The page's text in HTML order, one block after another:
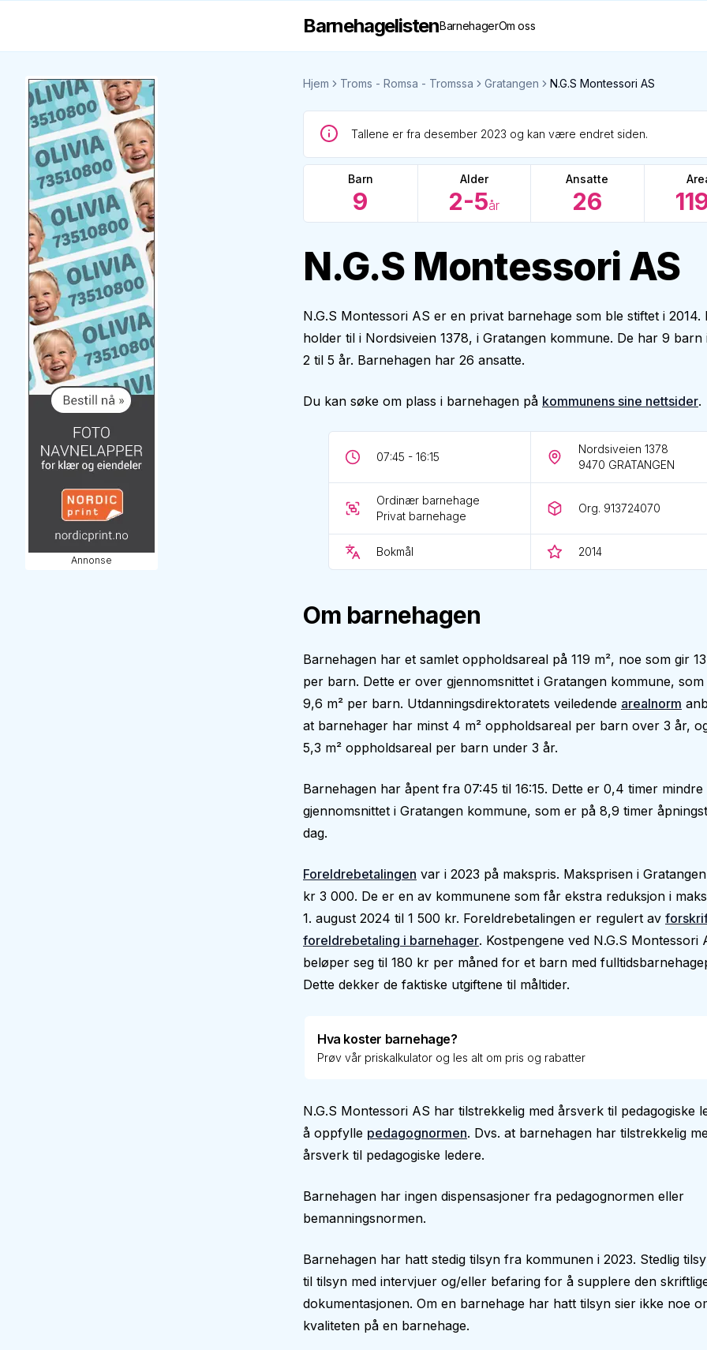
BarnehagelistenBarnehagerOm oss
Annonse
Hjem Troms - Romsa - Tromssa Gratangen N.G.S Montessori AS
Tallene er fra desember 2023 og kan være endret siden.
Barn
9
Alder
2-5år
Ansatte
26
N.G.S Montessori AS
N.G.S Montessori AS er en privat barnehage som ble stiftet i 2014.
holder til i Nordsiveien 1378, i Gratangen kommune. De har 9 barn
2 til 5 år. Barnehagen har 26 ansatte.
Du kan søke om plass i barnehagen på kommunens sine nettsider.
07:45 - 16:15
Nordsiveien 1378
9470 GRATANGEN
Ordinær barnehage
Privat barnehage
Org. 913724070
Bokmål 2014
Om barnehagen
Barnehagen har et samlet oppholdsareal på 119 m², noe som gir
per barn. Dette er over gjennomsnittet i Gratangen kommune,
9,6 m² per barn. Utdanningsdirektoratets veiledende arealnorm
at barnehager har minst 4 m² oppholdsareal per barn over 3 år,
5,3 m² oppholdsareal per barn under 3 år.
Barnehagen har åpent fra 07:45 til 16:15. Dette er 0,4 timer mindre
gjennomsnittet i Gratangen kommune, som er på 8,9 timer
dag.
Foreldrebetalingen var i 2023 på makspris. Maksprisen i
kr 3 000. De er en av kommunene som får ekstra reduksjon i
1. august 2024 til 1 500 kr. Foreldrebetalingen er regulert av
foreldrebetaling i barnehager. Kostpengene ved N.G.S Montessori
beløper seg til 180 kr per måned for et barn med
Dette dekker de faktiske utgiftene til måltider.
Hva koster barnehage?
Prøv vår priskalkulator og les alt om pris og rabatter
N.G.S Montessori AS har tilstrekkelig med årsverk til pedagogiske
å oppfylle pedagognormen. Dvs. at barnehagen har tilstrekkelig
årsverk til pedagogiske ledere.
Barnehagen har ingen dispensasjoner fra pedagognormen eller
bemanningsnormen.
Barnehagen har hatt stedig tilsyn fra kommunen i 2023. Stedlig
til tilsyn med intervjuer og/eller befaring for å supplere den
dokumentasjonen. Om en barnehage har hatt tilsyn sier ikke noe
kvaliteten på en barnehage.